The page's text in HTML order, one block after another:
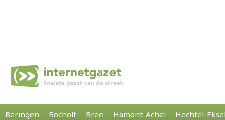
Beringen Bocholt Bree Hamont-Achel Hechtel-